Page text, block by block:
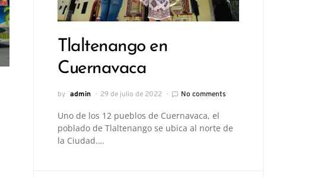
Tlaltenango en
Cuernavaca
by admin 29 de julio de 2022 No comments
Uno de los 12 pueblos de Cuernavaca, el
poblado de Tlaltenango se ubica al norte de
la Ciudad.…